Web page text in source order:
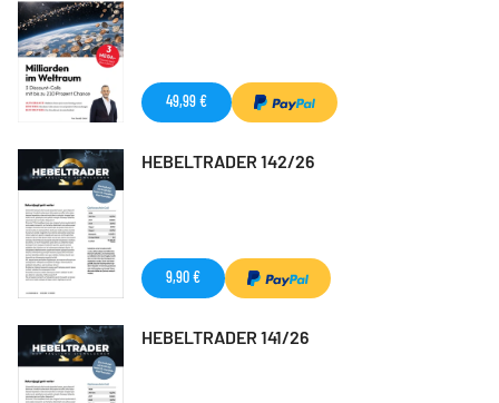
49,99 €
HEBELTRADER 142/26
9,90 €
HEBELTRADER 141/26